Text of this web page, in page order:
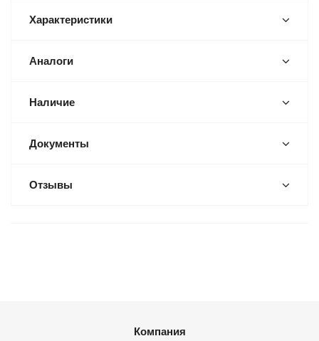
Характеристики
Аналоги
Наличие
Документы
Отзывы
Компания